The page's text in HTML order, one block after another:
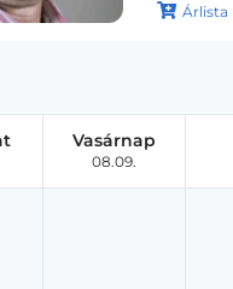
Árlista
Vasárnap
08.09.